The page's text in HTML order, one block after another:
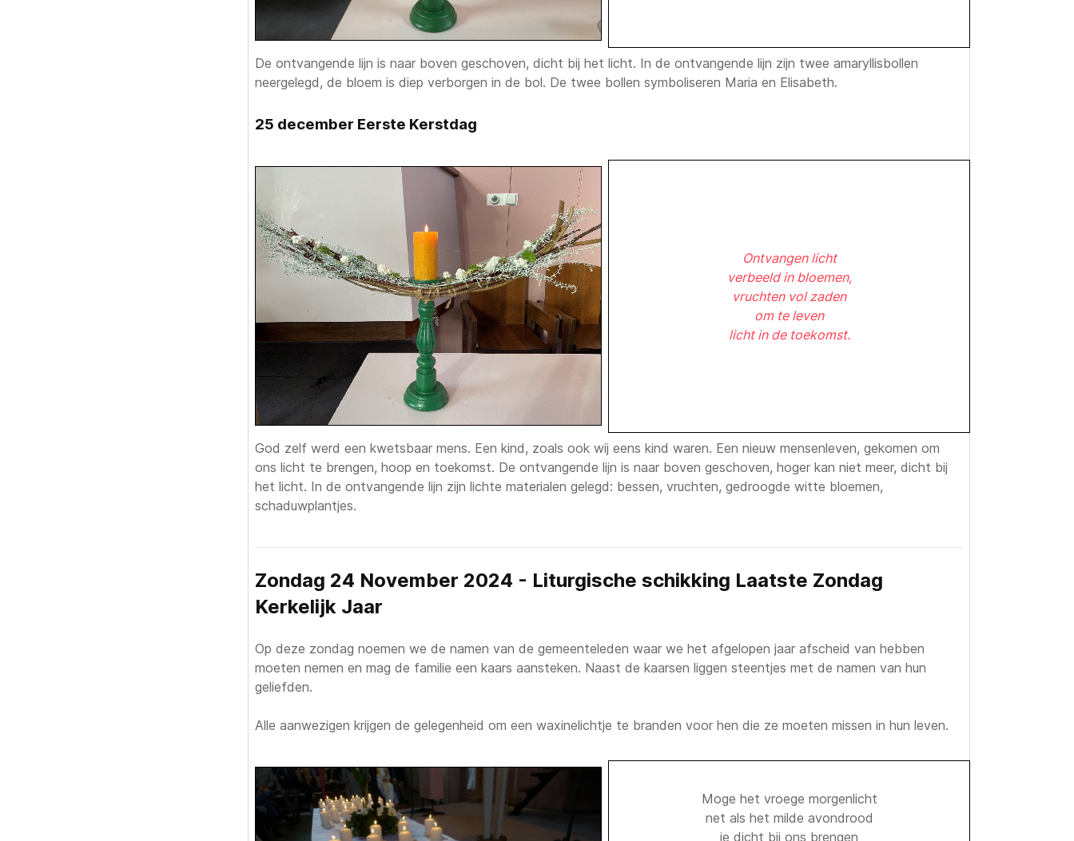
De ontvangende lijn is naar boven geschoven, dicht bij het licht. In de ontvangende lijn zijn twee amaryllisbollen
neergelegd, de bloem is diep verborgen in de bol. De twee bollen symboliseren Maria en Elisabeth.
25 december Eerste Kerstdag
Ontvangen licht
verbeeld in bloemen,
vruchten vol zaden
om te leven
licht in de toekomst.
God zelf werd een kwetsbaar mens. Een kind, zoals ook wij eens kind waren. Een nieuw mensenleven, gekomen om
ons licht te brengen, hoop en toekomst. De ontvangende lijn is naar boven geschoven, hoger kan niet meer, dicht bij
het licht. In de ontvangende lijn zijn lichte materialen gelegd: bessen, vruchten, gedroogde witte bloemen,
schaduwplantjes.
Zondag 24 November 2024 - Liturgische schikking Laatste Zondag
Kerkelijk Jaar
Op deze zondag noemen we de namen van de gemeenteleden waar we het afgelopen jaar afscheid van hebben
moeten nemen en mag de familie een kaars aansteken. Naast de kaarsen liggen steentjes met de namen van hun
geliefden.
Alle aanwezigen krijgen de gelegenheid om een waxinelichtje te branden voor hen die ze moeten missen in hun leven.
Moge het vroege morgenlicht
net als het milde avondrood
je dicht bij ons brengen